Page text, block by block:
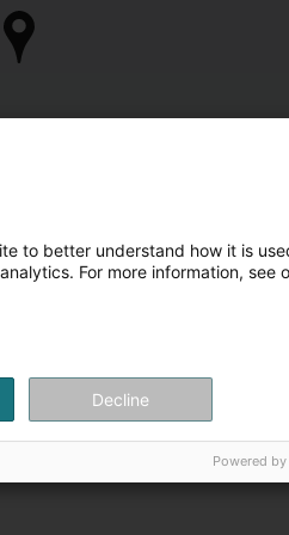
to better understand how it is
For more information, see
Decline
Powered by